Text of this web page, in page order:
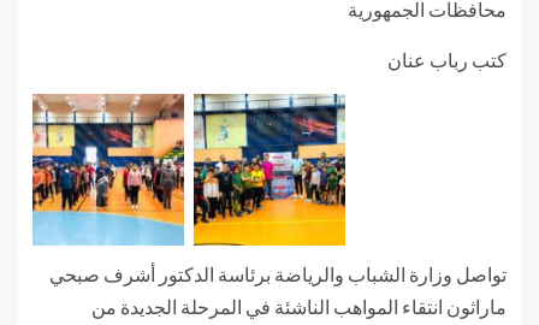
محافظات الجمهورية
كتب رباب عنان
تواصل وزارة الشباب والرياضة برئاسة الدكتور أشرف صبحي
ماراثون انتقاء المواهب الناشئة في المرحلة الجديدة من